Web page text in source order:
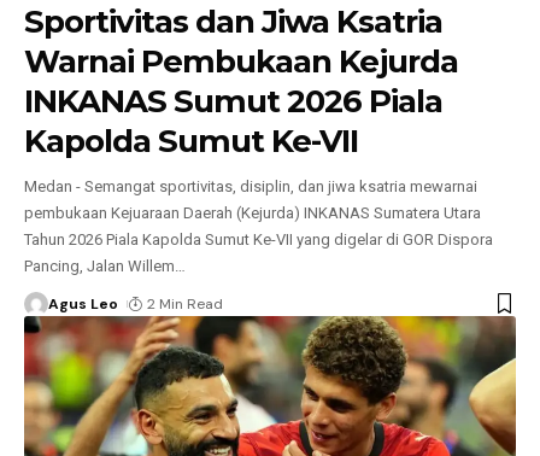
Sportivitas dan Jiwa Ksatria
Warnai Pembukaan Kejurda
INKANAS Sumut 2026 Piala
Kapolda Sumut Ke-VII
Medan - Semangat sportivitas, disiplin, dan jiwa ksatria mewarnai
pembukaan Kejuaraan Daerah (Kejurda) INKANAS Sumatera Utara
Tahun 2026 Piala Kapolda Sumut Ke-VII yang digelar di GOR Dispora
Pancing, Jalan Willem
Agus Leo 2 Min Read